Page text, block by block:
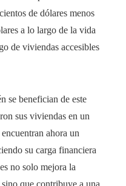
de dólares menos
a lo largo de la vida
de viviendas accesibles
se benefician de este
sus viviendas en un
ahora un
su carga financiera
no solo mejora la
que contribuye a una